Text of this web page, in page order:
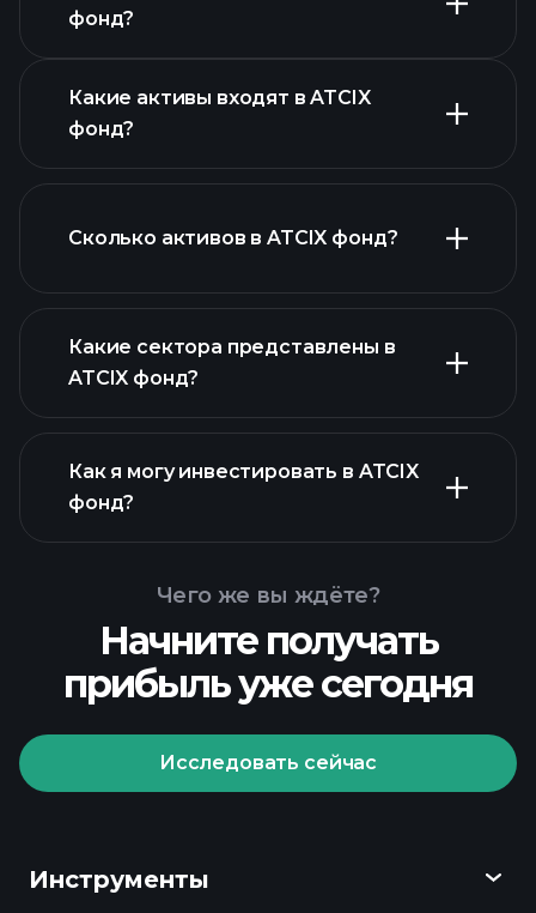
диаграмме ATCIX фонд
фонд?
Какие активы входят в ATCIX
фонд?
активов
ATCIX фонд
Сколько активов в ATCIX фонд?
активов ATCIX фонд
Какие сектора представлены в
ATCIX фонд?
Как я могу инвестировать в ATCIX
фонд?
Playtrade
Чего же вы ждёте?
Начните получать
прибыль уже сегодня
Исследовать сейчас
Инструменты